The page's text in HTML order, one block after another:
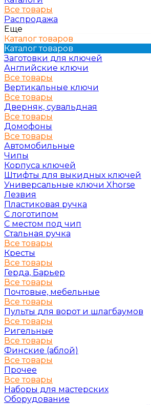
Все товары
Распродажа
Еще
Каталог товаров
Каталог товаров
Заготовки для ключей
Английские ключи
Все товары
Вертикальные ключи
Все товары
Дверняк, сувальдная
Все товары
Домофоны
Все товары
Автомобильные
Чипы
Корпуса ключей
Штифты для выкидных ключей
Универсальные ключи Xhorse
Лезвия
Пластиковая ручка
С логотипом
С местом под чип
Стальная ручка
Все товары
Кресты
Все товары
Герда, Барьер
Все товары
Почтовые, мебельные
Все товары
Пульты для ворот и шлагбаумов
Все товары
Ригельные
Все товары
Финские (аблой)
Все товары
Прочее
Все товары
Наборы для мастерских
Оборудование